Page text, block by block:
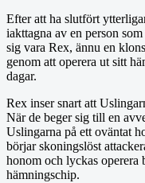
Efter att ha slutfört
iakttagna av en person
sig vara Rex, ännu en
genom att operera ut sitt
dagar.
Rex inser snart att
När de beger sig till en
Uslingarna på ett oväntat
börjar skoningslöst
honom och lyckas operera
hämningschip.